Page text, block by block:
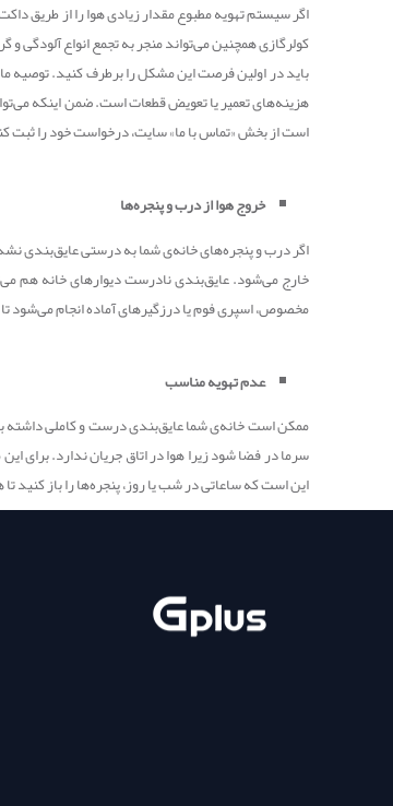
کولرگازی همچنین می‌تواند منجر به تجمع انواع آلودگی
هزینه‌های تعمیر یا تعویض قطعات است. ضمن اینکه
است از بخش «تماس با ما» سایت، درخواست خود را ثبت
خروج هوا از درب و پنجره‌ها
اگر درب و پنجره‌های خانه‌ی شما به درستی عایق‌بندی
خارج می‌شود. عایق‌بندی نادرست دیوارهای خانه هم
مخصوص، اسپری فوم یا درزگیرهای آماده انجام
عدم تهویه مناسب
ممکن است خانه‌ی شما عایق‌بندی درست و کاملی داشته
سرما در فضا شود زیرا هوا در اتاق جریان ندارد. برای
این است که ساعاتی در شب یا روز، پنجره‌ها را باز کنید